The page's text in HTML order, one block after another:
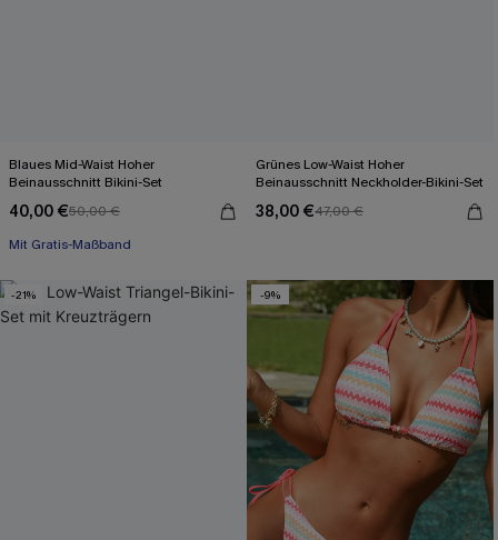
Blaues Mid-Waist Hoher
Beinausschnitt Bikini-Set
40,00 €50,00 €
Mit Gratis-Maßband
Grünes Low-Waist Hoher
Beinausschnitt Neckholder-Bikini-Set
38,00 €47,00 €
-21% -9%